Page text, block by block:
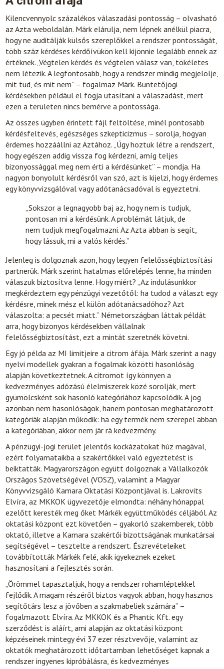
Kilencvennyolc százalékos válaszadási pontosság – olvasható
az Azta weboldalán. Márk elárulja, nem lépnek anélkül piacra,
hogy ne auditálják külsős szereplőkkel a rendszer pontosságát,
több száz kérdéses kérdőívükön kell kijönnie legalább ennek az
értéknek. „Végtelen kérdés és végtelen válasz van, tökéletes
nem létezik. A legfontosabb, hogy a rendszer mindig megjelölje,
mit tud, és mit nem” – fogalmaz Márk. Büntetőjogi
kérdésekben például el fogja utasítani a válaszadást, mert
ezen a területen nincs bemérve a pontossága.
Az összes ügyben érintett fájl feltöltése, minél pontosabb
kérdésfeltevés, egészséges szkepticizmus – sorolja, hogyan
érdemes hozzáállni az Aztához. „Úgy hoztuk létre a rendszert,
hogy egészen addig vissza fog kérdezni, amíg teljes
bizonyossággal meg nem érti a kérdésünket” – mondja. Ha
nagyon bonyolult kérdésről van szó, azt is kijelzi, hogy érdemes
egy könyvvizsgálóval vagy adótanácsadóval is egyeztetni.
„Sokszor a legnagyobb baj az, hogy nem is tudjuk,
pontosan mi a kérdésünk. A problémát látjuk, de
nem tudjuk megfogalmazni. Az Azta abban is segít,
hogy lássuk, mi a valós kérdés.”
Jelenleg is dolgoznak azon, hogy legyen felelősségbiztosítási
partnerük. Márk szerint hatalmas előrelépés lenne, ha minden
válaszuk biztosítva lenne. Hogy miért? „Az indulásunkkor
megkérdeztem egy pénzügyi vezetőtől: ha tudod a választ egy
kérdésre, minek mész el külön adótanácsadóhoz? Azt
válaszolta: a pecsét miatt.” Németországban láttak példát
arra, hogy bizonyos kérdésekben vállalnak
felelősségbiztosítást, ezt a mintát szeretnék követni.
Egy jó példa az MI limitjeire a citrom áfája. Márk szerint a nagy
nyelvi modellek gyakran a fogalmak közötti hasonlóság
alapján következtetnek. A citromot így könnyen a
kedvezményes adózású élelmiszerek közé sorolják, mert
gyümölcsként sok hasonló kategóriához kapcsolódik. A jog
azonban nem hasonlóságok, hanem pontosan meghatározott
kategóriák alapján működik: ha egy termék nem szerepel abban
a kategóriában, akkor nem jár rá kedvezmény.
A pénzügyi-jogi terület jelentős kockázatokat húz magával,
ezért folyamataikba a szakértőkkel való egyeztetést is
beiktatták. Magyarországon együtt dolgoznak a Vállalkozók
Országos Szövetségével (VOSZ), valamint a Magyar
Könyvvizsgáló Kamara Oktatási Központjával is. Lakrovits
Elvíra, az MKKOK ügyvezetője elmondta: néhány hónappal
ezelőtt keresték meg őket Márkék együttműködés céljából. Az
oktatási központ ezt követően – gyakorló szakemberek, több
oktató, illetve a Kamara szakértői bizottságának munkatársai
segítségével – tesztelte a rendszert. Észrevételeiket
továbbították Márkék felé, akik igyekeznek ezeket
hasznosítani a fejlesztés során.
„Örömmel tapasztaljuk, hogy a rendszer rohamléptekkel
fejlődik. A magam részéről biztos vagyok abban, hogy hasznos
segítőtárs lesz a jövőben a szakmabeliek számára” –
fogalmazott Elvíra. Az MKKOK és a Phantic Kft. egy
szerződést is aláírt, ami alapján az oktatási központ
képzéseinek mintegy évi 37 ezer résztvevője, valamint az
oktatók meghatározott időtartamban lehetőséget kapnak a
rendszer ingyenes kipróbálásra, és kedvezményes